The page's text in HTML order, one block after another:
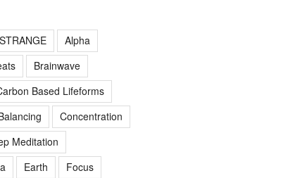
Alpha
Brainwave
Based Lifeforms
Concentration
Meditation
Earth
Focus